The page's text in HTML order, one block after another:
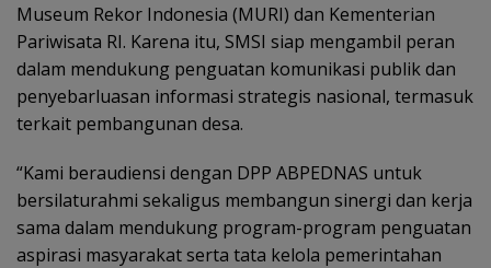
Museum Rekor Indonesia (MURI) dan Kementerian
Pariwisata RI. Karena itu, SMSI siap mengambil peran
dalam mendukung penguatan komunikasi publik dan
penyebarluasan informasi strategis nasional, termasuk
terkait pembangunan desa.
“Kami beraudiensi dengan DPP ABPEDNAS untuk
bersilaturahmi sekaligus membangun sinergi dan kerja
sama dalam mendukung program-program penguatan
aspirasi masyarakat serta tata kelola pemerintahan